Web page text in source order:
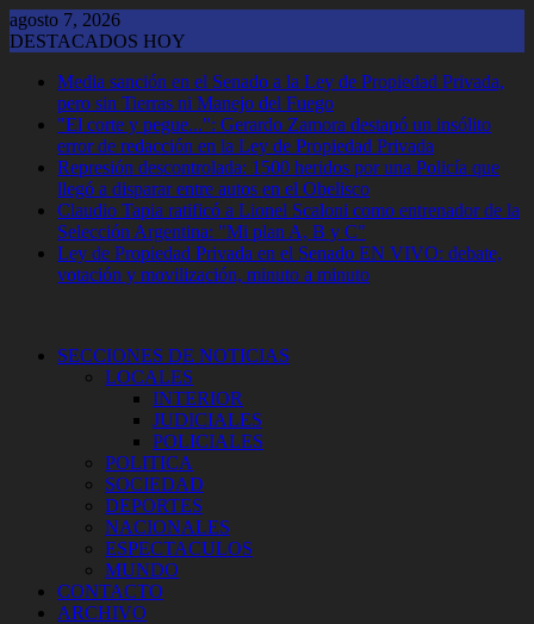
Saltar
al
agosto 7, 2026
DESTACADOS HOY
Media sanción en el Senado a la Ley de Propiedad Privada,
pero sin Tierras ni Manejo del Fuego
"El corte y pegue...": Gerardo Zamora destapó un insólito
error de redacción en la Ley de Propiedad Privada
Represión descontrolada: 1500 heridos por una Policía que
llegó a disparar entre autos en el Obelisco
Claudio Tapia ratificó a Lionel Scaloni como entrenador de la
Selección Argentina: "Mi plan A, B y C"
Ley de Propiedad Privada en el Senado EN VIVO: debate,
votación y movilización, minuto a minuto
SECCIONES DE NOTICIAS
LOCALES
INTERIOR
JUDICIALES
POLICIALES
POLITICA
SOCIEDAD
DEPORTES
NACIONALES
ESPECTACULOS
MUNDO
CONTACTO
ARCHIVO